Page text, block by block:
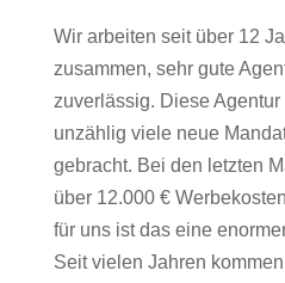
Wir arbeiten seit über 12
zusammen, sehr gute
zuverlässig. Diese
unzählig viele neue
gebracht. Bei den letzten
über 12.000 €
für uns ist das eine
Seit vielen Jahren